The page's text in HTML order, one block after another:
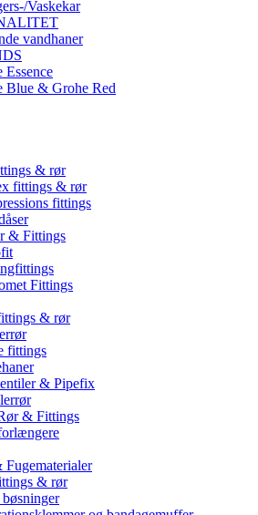
Vaskekar
vandhaner
Essence
Blue & Grohe Red
& rør
fittings & rør
fittings
& Fittings
Fittings
& rør
fittings
& Pipefix
& Fittings
Fugematerialer
& rør